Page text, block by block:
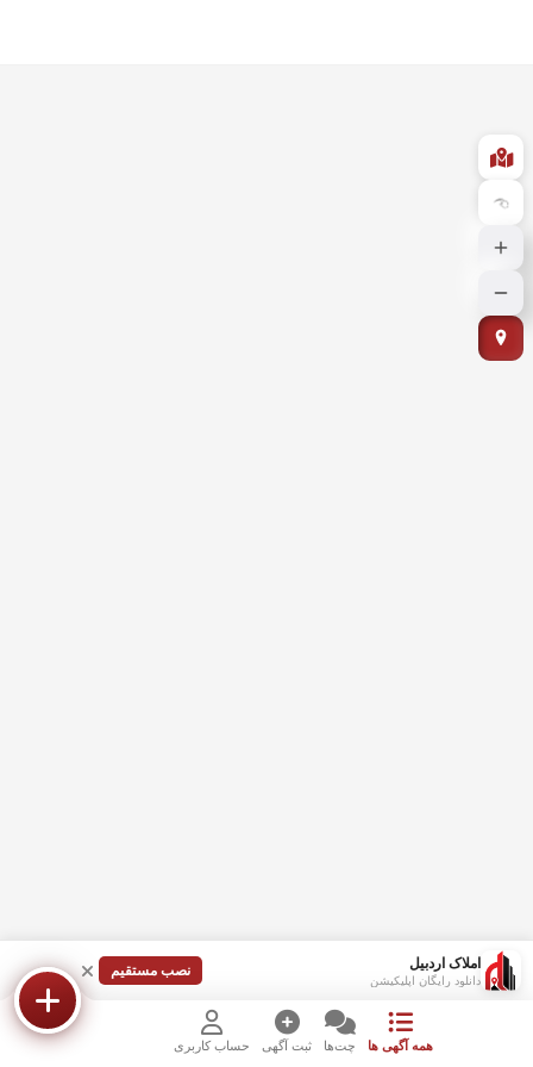
املاک اردبیل
دانلود رایگان اپلیکیشن
نصب مستقیم
همه آگهی ها چت‌ها ثبت آگهی حساب کاربری